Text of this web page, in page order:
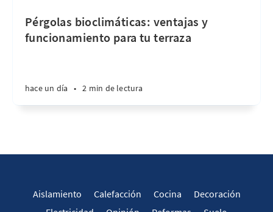
Pérgolas bioclimáticas: ventajas y
funcionamiento para tu terraza
hace un día • 2 min de lectura
Aislamiento Calefacción Cocina
Decoración